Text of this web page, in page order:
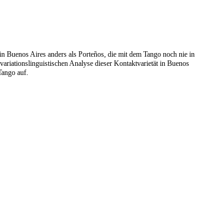
Buenos Aires anders als Porteños, die mit dem Tango noch nie in
Analyse dieser Kontaktvarietät in Buenos
auf.